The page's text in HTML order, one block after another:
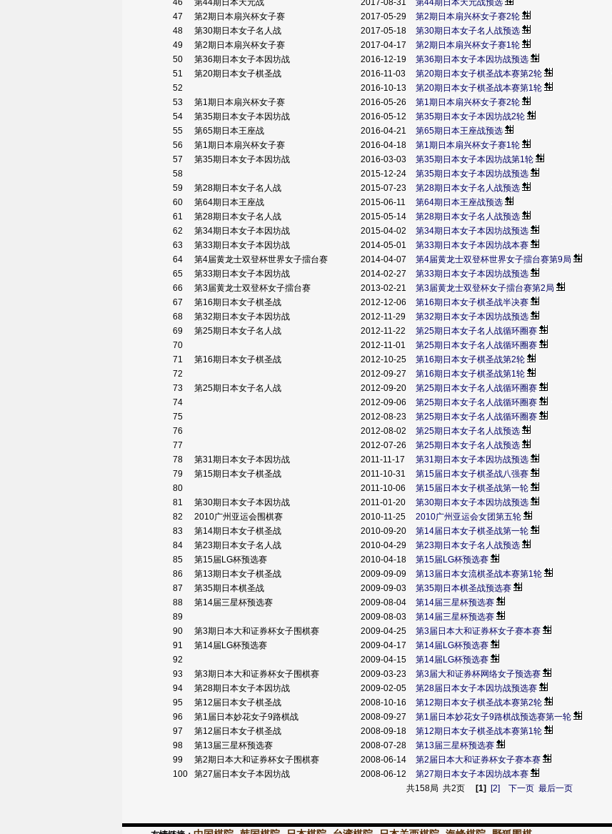
46
第44期日本天元战 2017-08-31 第44期日本天元战预选
47
第2期日本扇兴杯女子赛 2017-05-29 第2期日本扇兴杯女子赛2轮
48
第30期日本女子名人战 2017-05-18 第30期日本女子名人战预选
49
第2期日本扇兴杯女子赛 2017-04-17 第2期日本扇兴杯女子赛1轮
50
第36期日本女子本因坊战 2016-12-19 第36期日本女子本因坊战预选
51
第20期日本女子棋圣战 2016-11-03 第20期日本女子棋圣战本赛第2轮
52
2016-10-13 第20期日本女子棋圣战本赛第1轮
53
第1期日本扇兴杯女子赛 2016-05-26 第1期日本扇兴杯女子赛2轮
54
第35期日本女子本因坊战 2016-05-12 第35期日本女子本因坊战2轮
55
第65期日本王座战 2016-04-21 第65期日本王座战预选
56
第1期日本扇兴杯女子赛 2016-04-18 第1期日本扇兴杯女子赛1轮
57
第35期日本女子本因坊战 2016-03-03 第35期日本女子本因坊战第1轮
58
2015-12-24 第35期日本女子本因坊战预选
59
第28期日本女子名人战 2015-07-23 第28期日本女子名人战预选
60
第64期日本王座战 2015-06-11 第64期日本王座战预选
61
第28期日本女子名人战 2015-05-14 第28期日本女子名人战预选
62
第34期日本女子本因坊战 2015-04-02 第34期日本女子本因坊战预选
63
第33期日本女子本因坊战 2014-05-01 第33期日本女子本因坊战本赛
64
第4届黄龙士双登杯世界女子擂台赛 2014-04-07 第4届黄龙士双登杯世界女子擂台赛第9局
65
第33期日本女子本因坊战 2014-02-27 第33期日本女子本因坊战预选
66
第3届黄龙士双登杯女子擂台赛 2013-02-21 第3届黄龙士双登杯女子擂台赛第2局
67
第16期日本女子棋圣战 2012-12-06 第16期日本女子棋圣战半决赛
68
第32期日本女子本因坊战 2012-11-29 第32期日本女子本因坊战预选
69
第25期日本女子名人战 2012-11-22 第25期日本女子名人战循环圈赛
70
2012-11-01 第25期日本女子名人战循环圈赛
71
第16期日本女子棋圣战 2012-10-25 第16期日本女子棋圣战第2轮
72
2012-09-27 第16期日本女子棋圣战第1轮
73
第25期日本女子名人战 2012-09-20 第25期日本女子名人战循环圈赛
74
2012-09-06 第25期日本女子名人战循环圈赛
75
2012-08-23 第25期日本女子名人战循环圈赛
76
2012-08-02 第25期日本女子名人战预选
77
2012-07-26 第25期日本女子名人战预选
78
第31期日本女子本因坊战 2011-11-17 第31期日本女子本因坊战预选
79
第15期日本女子棋圣战 2011-10-31 第15届日本女子棋圣战八强赛
80
2011-10-06 第15届日本女子棋圣战第一轮
81
第30期日本女子本因坊战 2011-01-20 第30期日本女子本因坊战预选
82
2010广州亚运会围棋赛 2010-11-25 2010广州亚运会女团第五轮
83
第14期日本女子棋圣战 2010-09-20 第14届日本女子棋圣战第一轮
84
第23期日本女子名人战 2010-04-29 第23期日本女子名人战预选
85
第15届LG杯预选赛 2010-04-18 第15届LG杯预选赛
86
第13期日本女子棋圣战 2009-09-09 第13届日本女流棋圣战本赛第1轮
87
第35期日本棋圣战 2009-09-03 第35期日本棋圣战预选赛
88
第14届三星杯预选赛 2009-08-04 第14届三星杯预选赛
89
2009-08-03 第14届三星杯预选赛
90
第3期日本大和证券杯女子围棋赛 2009-04-25 第3届日本大和证券杯女子赛本赛
91
第14届LG杯预选赛 2009-04-17 第14届LG杯预选赛
92
2009-04-15 第14届LG杯预选赛
93
第3期日本大和证券杯女子围棋赛 2009-03-23 第3届大和证券杯网络女子预选赛
94
第28期日本女子本因坊战 2009-02-05 第28届日本女子本因坊战预选赛
95
第12届日本女子棋圣战 2008-10-16 第12期日本女子棋圣战本赛第2轮
96
第1届日本妙花女子9路棋战 2008-09-27 第1届日本妙花女子9路棋战预选赛第一轮
97
第12届日本女子棋圣战 2008-09-18 第12期日本女子棋圣战本赛第1轮
98
第13届三星杯预选赛 2008-07-28 第13届三星杯预选赛
99
第2期日本大和证券杯女子围棋赛 2008-06-14 第2届日本大和证券杯女子赛本赛
100
第27届日本女子本因坊战 2008-06-12 第27期日本女子本因坊战本赛
共158局 共2页
[1] [2] 下一页 最后一页